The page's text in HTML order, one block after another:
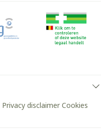
Privacy disclaimer Cookies